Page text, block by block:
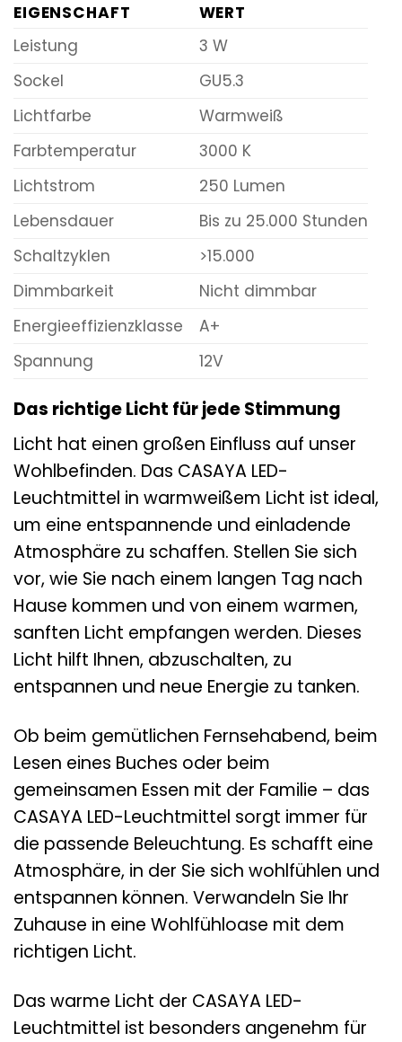
EIGENSCHAFT
WERT
Leistung
3 W
Sockel
GU5.3
Lichtfarbe
Warmweiß
Farbtemperatur
3000 K
Lichtstrom
250 Lumen
Lebensdauer
Bis zu 25.000 Stunden
Schaltzyklen
>15.000
Dimmbarkeit
Nicht dimmbar
Energieeffizienzklasse
A+
Spannung
12V
Das richtige Licht für jede Stimmung
Licht hat einen großen Einfluss auf unser
Wohlbefinden. Das CASAYA LED-
Leuchtmittel in warmweißem Licht ist ideal,
um eine entspannende und einladende
Atmosphäre zu schaffen. Stellen Sie sich
vor, wie Sie nach einem langen Tag nach
Hause kommen und von einem warmen,
sanften Licht empfangen werden. Dieses
Licht hilft Ihnen, abzuschalten, zu
entspannen und neue Energie zu tanken.
Ob beim gemütlichen Fernsehabend, beim
Lesen eines Buches oder beim
gemeinsamen Essen mit der Familie – das
CASAYA LED-Leuchtmittel sorgt immer für
die passende Beleuchtung. Es schafft eine
Atmosphäre, in der Sie sich wohlfühlen und
entspannen können. Verwandeln Sie Ihr
Zuhause in eine Wohlfühloase mit dem
richtigen Licht.
Das warme Licht der CASAYA LED-
Leuchtmittel ist besonders angenehm für